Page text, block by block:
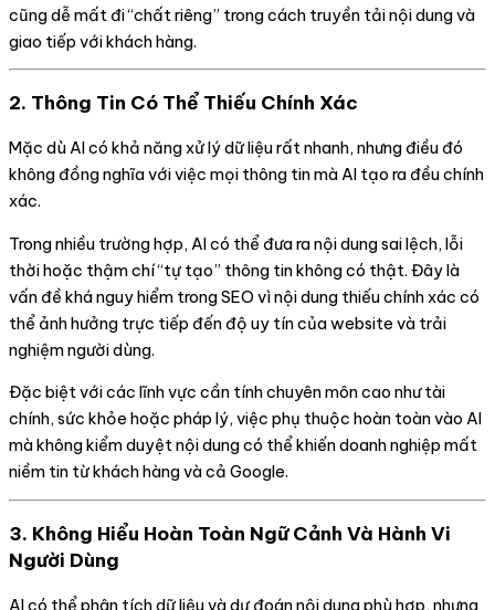
cũng dễ mất đi “chất riêng” trong cách truyền tải nội dung và
giao tiếp với khách hàng.
2. Thông Tin Có Thể Thiếu Chính Xác
Mặc dù AI có khả năng xử lý dữ liệu rất nhanh, nhưng điều đó
không đồng nghĩa với việc mọi thông tin mà AI tạo ra đều chính
xác.
Trong nhiều trường hợp, AI có thể đưa ra nội dung sai lệch, lỗi
thời hoặc thậm chí “tự tạo” thông tin không có thật. Đây là
vấn đề khá nguy hiểm trong SEO vì nội dung thiếu chính xác có
thể ảnh hưởng trực tiếp đến độ uy tín của website và trải
nghiệm người dùng.
Đặc biệt với các lĩnh vực cần tính chuyên môn cao như tài
chính, sức khỏe hoặc pháp lý, việc phụ thuộc hoàn toàn vào AI
mà không kiểm duyệt nội dung có thể khiến doanh nghiệp mất
niềm tin từ khách hàng và cả Google.
3. Không Hiểu Hoàn Toàn Ngữ Cảnh Và Hành Vi
Người Dùng
AI có thể phân tích dữ liệu và dự đoán nội dung phù hợp, nhưng